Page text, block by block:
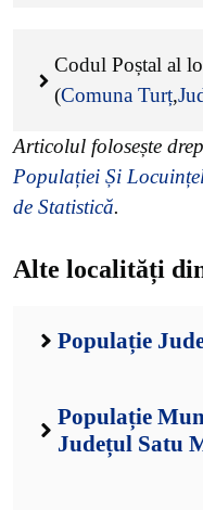
Codul Poștal al
(Comuna Turț,
Articolul folosește
Populației Și
de Statistică.
Alte localități
Populație
Populație
Județul Satu